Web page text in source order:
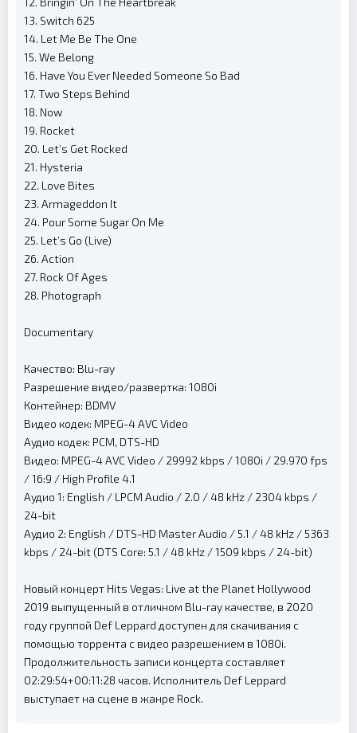
13. Switch 625
14. Let Me Be The One
15. We Belong
16. Have You Ever Needed Someone So Bad
17. Two Steps Behind
18. Now
19. Rocket
20. Let’s Get Rocked
21. Hysteria
22. Love Bites
23. Armageddon It
24. Pour Some Sugar On Me
25. Let’s Go (Live)
26. Action
27. Rock Of Ages
28. Photograph
Documentary
Качество: Blu-ray
Разрешение видео/развертка: 1080i
Контейнер: BDMV
Видео кодек: MPEG-4 AVC Video
Аудио кодек: PCM, DTS-HD
Видео: MPEG-4 AVC Video / 29992 kbps / 1080i / 29.970 fps
/ 16:9 / High Profile 4.1
Аудио 1: English / LPCM Audio / 2.0 / 48 kHz / 2304 kbps /
24-bit
Аудио 2: English / DTS-HD Master Audio / 5.1 / 48 kHz / 5363
kbps / 24-bit (DTS Core: 5.1 / 48 kHz / 1509 kbps / 24-bit)
Новый концерт Hits Vegas: Live at the Planet Hollywood
2019 выпущенный в отличном Blu-ray качестве, в 2020
году группой Def Leppard доступен для скачивания с
помощью торрента с видео разрешением в 1080i.
Продолжительность записи концерта составляет
02:29:54+00:11:28 часов. Исполнитель Def Leppard
выступает на сцене в жанре Rock.